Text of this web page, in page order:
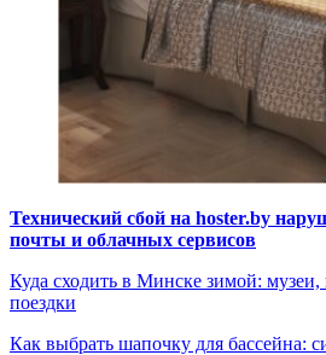
Технический сбой на hoster.by
почты и облачных сервисов
Куда сходить в Минске зимой: музеи,
поездки
Как выбрать шапочку для бассейна: